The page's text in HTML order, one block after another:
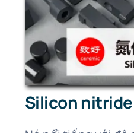
Silicon nitride